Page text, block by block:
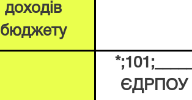
доходів
бюджету
ЄДРПОУ